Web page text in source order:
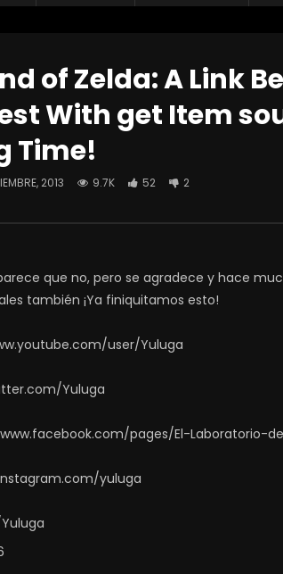
of Zelda: A Link
With get Item
Time!
2013 9.7K 52 2
que no, pero se agradece y hace
también ¡Ya finiquitamos esto!
user/Yuluga
Yuluga
pages/El-Laboratorio-
yuluga